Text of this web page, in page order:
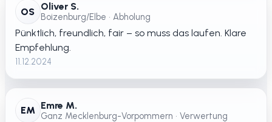
OS Oliver S.
Boizenburg/Elbe • Abholung
Pünktlich, freundlich, fair – so muss das laufen. Klare
Empfehlung.
11.12.2024
EM Emre M.
Ganz Mecklenburg-Vorpommern • Verwertung